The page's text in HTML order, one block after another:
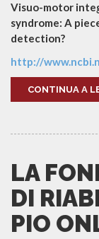
Visuo-motor
syndrome: A
detection?
http://
CONTINUA A
LA
DI
PIO